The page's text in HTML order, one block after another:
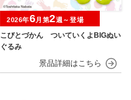
こびとづかん ついていくよBIGぬい
ぐるみ
2026年6月第2週～登場